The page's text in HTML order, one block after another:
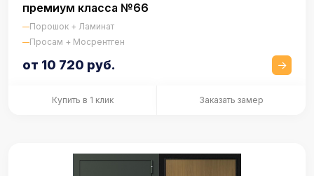
премиум класса №66
Порошок + Ламинат
Просам + Мосрентген
от 10 720 руб.
Купить в 1 клик Заказать замер